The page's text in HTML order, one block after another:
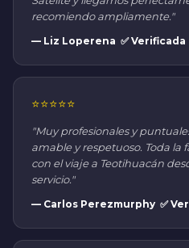
recomiendo ampliamente."
— Liz Loperena ✅ Verificada
⭐⭐⭐⭐⭐
"Muy profesionales y
amable y respetuoso. Toda
con el viaje a Teotihuacán
servicio."
— Carlos Perezmurphy ✅